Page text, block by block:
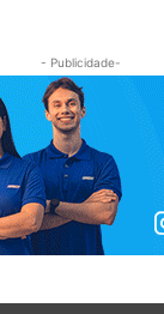
- Publicidade-